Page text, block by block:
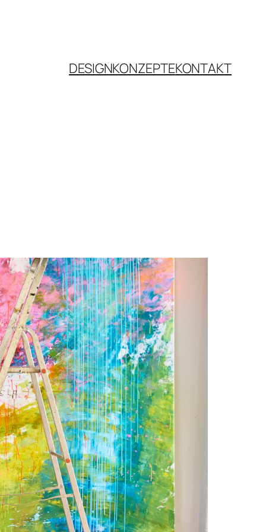
DESIGNKONZEPTEKONTAKT